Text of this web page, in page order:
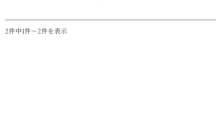
2件中1件〜2件を表示